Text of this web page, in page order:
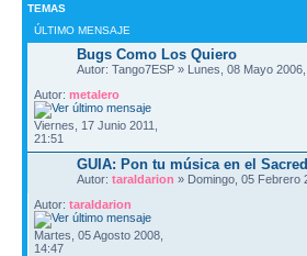
TEMAS
ÚLTIMO MENSAJE
Bugs Como Los Quiero
Autor: Tango7ESP » Lunes, 08 Mayo
Autor: metalero
Viernes, 17 Junio 2011,
21:51
GUIA: Pon tu música en el Sacred
Autor: taraldarion » Domingo, 05 Febrero
Autor: taraldarion
Martes, 05 Agosto 2008,
14:47